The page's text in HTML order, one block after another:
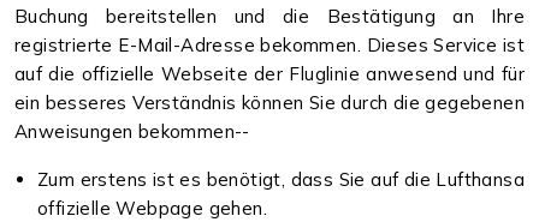
Buchung bereitstellen und die Bestätigung an Ihre
registrierte E-Mail-Adresse bekommen. Dieses Service ist
auf die offizielle Webseite der Fluglinie anwesend und für
ein besseres Verständnis können Sie durch die gegebenen
Anweisungen bekommen--
Zum erstens ist es benötigt, dass Sie auf die Lufthansa
offizielle Webpage gehen.